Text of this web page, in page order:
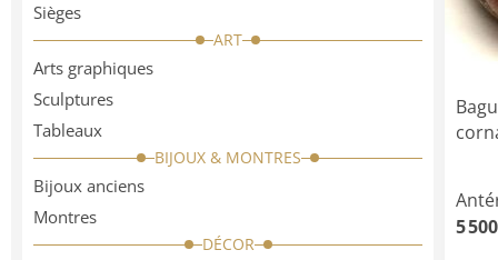
Sièges
ART
Arts graphiques
Sculptures
Tableaux
BIJOUX & MONTRES
Bijoux anciens
Montres
DÉCOR
5